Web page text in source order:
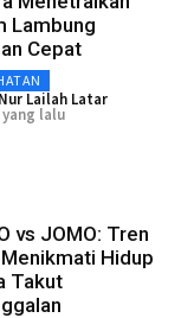
Lambung
Cepat
Nur Lailah Latar
yang lalu
vs JOMO: Tren
Hidup
Takut